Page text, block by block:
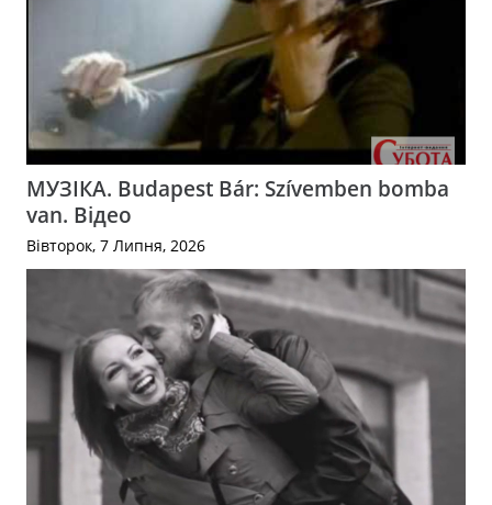
МУЗІКА. Budapest Bár: Szívemben bomba
van. Відео
Вівторок, 7 Липня, 2026